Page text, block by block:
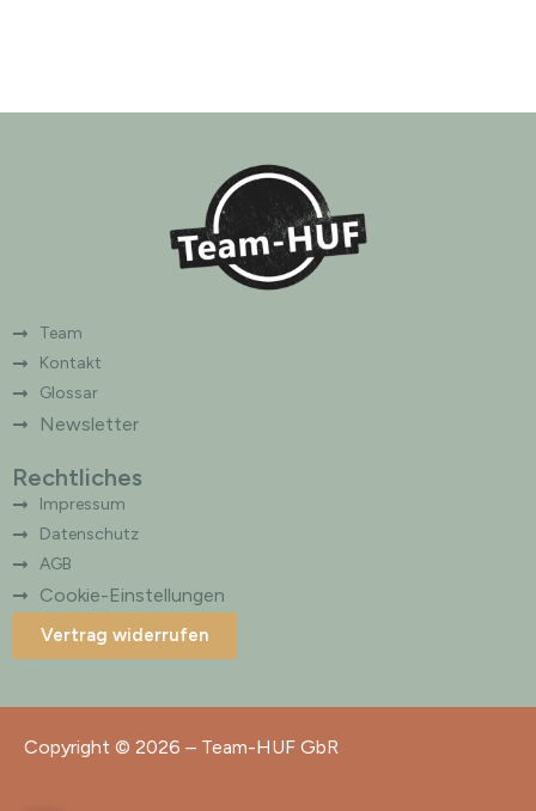
Team
Kontakt
Glossar
Newsletter
Rechtliches
Impressum
Datenschutz
AGB
Cookie-Einstellungen
Vertrag widerrufen
Copyright © 2026 – Team-HUF GbR